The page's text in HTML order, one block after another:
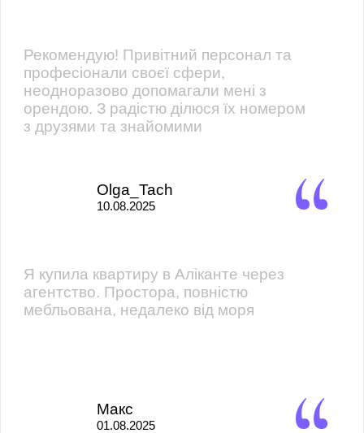
Рекомендую! Привітний персонал та
професіонали своєї сфери,
неодноразово допомагали мені з
орендою. З радістю ділюся їх номером
з друзями та знайомими
Olga_Tach
10.08.2025
Я купила квартиру в Аліканте через
агентство. Простора, повністю
мебльована, недалеко від моря
Макс
01.08.2025